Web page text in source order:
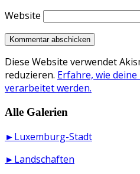
Website
Diese Website verwendet
reduzieren. Erfahre, wie
verarbeitet werden.
Alle Galerien
►Luxemburg-Stadt
►Landschaften